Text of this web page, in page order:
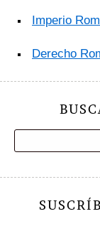
Imperio
Derecho